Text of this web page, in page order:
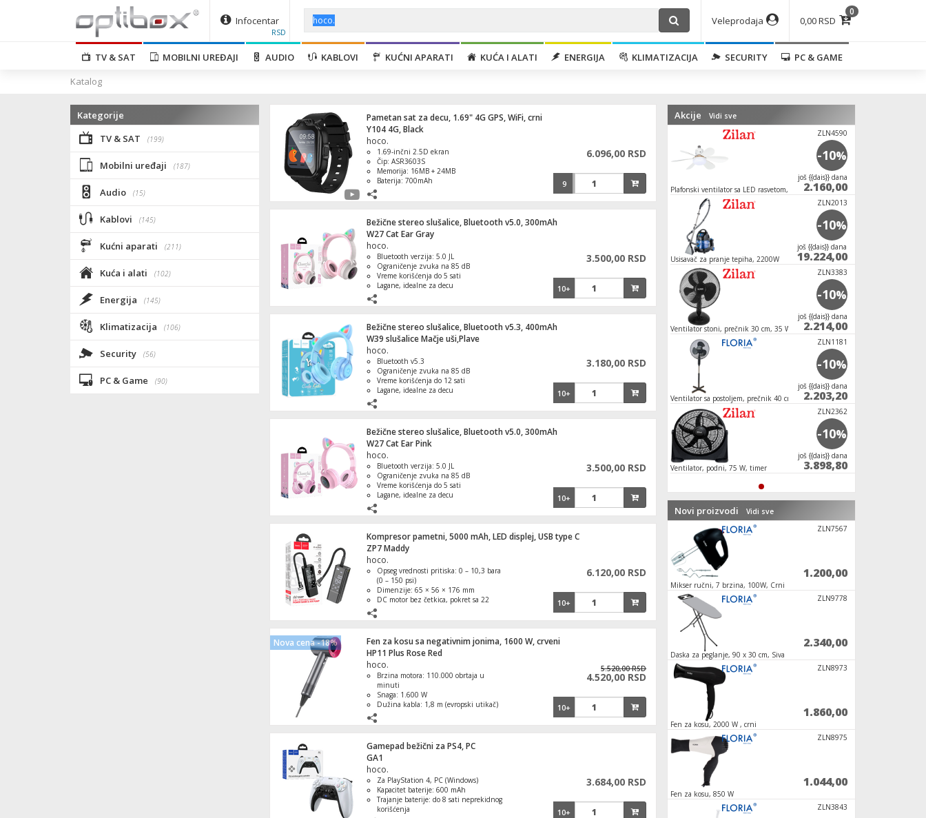
Infocentar
RSD
0,00 RSD
0
Veleprodaja
TV & SAT MOBILNI UREĐAJI AUDIO KABLOVI KUĆNI APARATI KUĆA I ALATI ENERGIJA KLIMATIZACIJA SECURITY
PC & GAME
Katalog
Kategorije
TV & SAT
(199)
Mobilni uređaji (187)
Audio (15)
Kablovi (145)
Kućni aparati (211)
Kuća i alati (102)
Energija (145)
Klimatizacija (106)
Security (56)
PC & Game (90)
Pametan sat za decu, 1.69" 4G GPS, WiFi, crni
Y104 4G, Black
hoco.
1.69-inčni 2.5D ekran
Čip: ASR3603S
Memorija: 16MB + 24MB
Baterija: 700mAh
6.096,00 RSD
9
Bežične stereo slušalice, Bluetooth v5.0, 300mAh
W27 Cat Ear Gray
hoco.
Bluetooth verzija: 5.0 JL
Ograničenje zvuka na 85 dB
Vreme korišćenja do 5 sati
Lagane, idealne za decu
ušima
3.500,00 RSD
10+
Bežične stereo slušalice, Bluetooth v5.3, 400mAh
W39 slušalice Mačje uši,Plave
hoco.
Bluetooth v5.3
Ograničenje zvuka na 85 dB
Vreme korišćenja do 12 sati
Lagane, idealne za decu
ušima
3.180,00 RSD
10+
Bežične stereo slušalice, Bluetooth v5.0, 300mAh
W27 Cat Ear Pink
hoco.
Bluetooth verzija: 5.0 JL
Ograničenje zvuka na 85 dB
Vreme korišćenja do 5 sati
Lagane, idealne za decu
ušima
3.500,00 RSD
10+
Kompresor pametni, 5000 mAh, LED displej, USB type C
ZP7 Maddy
hoco.
Opseg vrednosti pritiska: 0 – 10,3 bara
(0 – 150 psi)
Dimenzije: 65 × 56 × 176 mm
DC motor bez četkica, pokret sa 22
Ugrađena baterijska lampa sa SOS
funkcijom
6.120,00 RSD
10+
Nova cena -18%
Fen za kosu sa negativnim jonima, 1600 W, crveni
HP11 Plus Rose Red
hoco.
Brzina motora: 110.000 obrtaja u
minuti
Snaga: 1.600 W
Dužina kabla: 1,8 m (evropski utikač)
negativnih jona
5.520,00 RSD
4.520,00 RSD
10+
Gamepad bežični za PS4, PC
GA1
hoco.
Za PlayStation 4, PC (Windows)
Kapacitet baterije: 600 mAh
Trajanje baterije: do 8 sati neprekidnog
korišćenja
3.684,00 RSD
10+
Akcije Vidi sve
Plafonski ventilator sa LED rasvetom, E27, 15W
ZLN4590
-10%
јoš {{dais}} dana
2.160,00
Usisavač za pranje tepiha, 2200W
ZLN2013
-10%
јoš {{dais}} dana
19.224,00
Ventilator stoni, prečnik 30 cm, 35 W
ZLN3383
-10%
јoš {{dais}} dana
2.214,00
Ventilator sa postoljem, prečnik 40 cm, 40 W,
crne boje
ZLN1181
-10%
јoš {{dais}} dana
2.203,20
Ventilator, podni, 75 W, timer
ZLN2362
-10%
јoš {{dais}} dana
3.898,80
Novi proizvodi Vidi sve
4.908,00
FKH 400
Kanta za smeće sa pedalom, 3 l, INOX
ZLN6874
900,00
96,00
USB3.2-64G
Mikser ručni, 7 brzina, 100W, Crni
ZLN7567
1.200,00
Daska za peglanje, 90 x 30 cm, Siva
ZLN9778
2.340,00
Fen za kosu, 2000 W , crni
ZLN8973
1.860,00
Fen za kosu, 850 W
ZLN8975
1.044,00
ZLN3843